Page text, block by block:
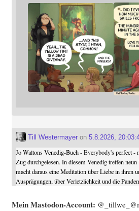
Till Westermayeron 5.8.2026,
Jo Waltons Venedig-Buch - Everybody's perfect -
Zug durchgelesen. In diesem Venedig treffen
macht daraus eine Meditation über Liebe in ihren
Ausprägungen, über Verletzlichkeit und die
Mein Mast­o­don-Account: